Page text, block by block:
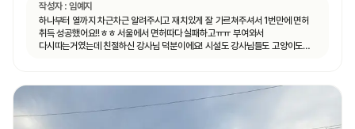
작성자 : 임예지
하나부터 열까지 차근차근 알려주시고 재치있게 잘 가르쳐주셔서 1번만에 면허
취득 성공했어요!!ㅎㅎ 서울에서 면허따다 실패하고ㅠㅠ 부여와서
다시따는거였는데 친절하신 강사님 덕분이에요! 시설도 강사님들도 고양이도